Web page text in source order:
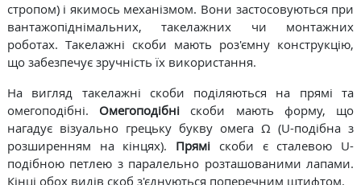
стропом) і якимось механізмом. Вони застосовуються при
вантажопіднімальних, такелажних чи монтажних
роботах. Такелажні скоби мають роз'ємну конструкцію,
що забезпечує зручність їх використання.
На вигляд такелажні скоби поділяються на прямі та
омегоподібні. Омегоподібні скоби мають форму, що
нагадує візуально грецьку букву омега Ω (U-подібна з
розширенням на кінцях). Прямі скоби є сталевою U-
подібною петлею з паралельно розташованими лапами.
Кінці обох видів скоб з'єднуються поперечним штифтом.